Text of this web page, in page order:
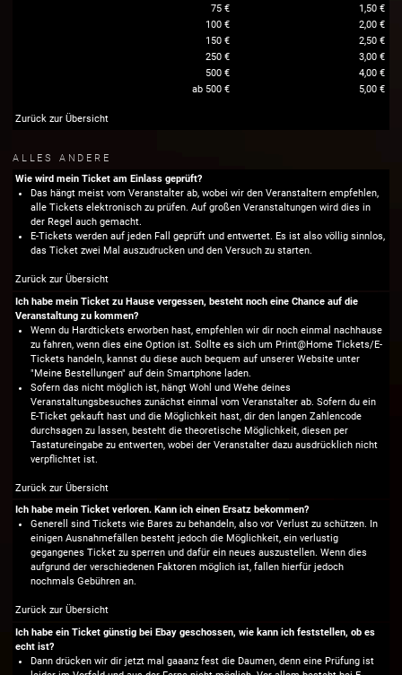
75 €
1,50 €
100 €
2,00 €
150 €
2,50 €
250 €
3,00 €
500 €
4,00 €
ab 500 €
5,00 €
Zurück zur Übersicht
ALLES ANDERE
Wie wird mein Ticket am Einlass geprüft?
Das hängt meist vom Veranstalter ab, wobei wir den Veranstaltern empfehlen,
alle Tickets elektronisch zu prüfen. Auf großen Veranstaltungen wird dies in
der Regel auch gemacht.
E-Tickets werden auf jeden Fall geprüft und entwertet. Es ist also völlig sinnlos,
das Ticket zwei Mal auszudrucken und den Versuch zu starten.
Zurück zur Übersicht
Ich habe mein Ticket zu Hause vergessen, besteht noch eine Chance auf die
Veranstaltung zu kommen?
Wenn du Hardtickets erworben hast, empfehlen wir dir noch einmal nachhause
zu fahren, wenn dies eine Option ist. Sollte es sich um Print@Home Tickets/E-
Tickets handeln, kannst du diese auch bequem auf unserer Website unter
"Meine Bestellungen" auf dein Smartphone laden.
Sofern das nicht möglich ist, hängt Wohl und Wehe deines
Veranstaltungsbesuches zunächst einmal vom Veranstalter ab. Sofern du ein
E-Ticket gekauft hast und die Möglichkeit hast, dir den langen Zahlencode
durchsagen zu lassen, besteht die theoretische Möglichkeit, diesen per
Tastatureingabe zu entwerten, wobei der Veranstalter dazu ausdrücklich nicht
verpflichtet ist.
Zurück zur Übersicht
Ich habe mein Ticket verloren. Kann ich einen Ersatz bekommen?
Generell sind Tickets wie Bares zu behandeln, also vor Verlust zu schützen. In
einigen Ausnahmefällen besteht jedoch die Möglichkeit, ein verlustig
gegangenes Ticket zu sperren und dafür ein neues auszustellen. Wenn dies
aufgrund der verschiedenen Faktoren möglich ist, fallen hierfür jedoch
nochmals Gebühren an.
Zurück zur Übersicht
Ich habe ein Ticket günstig bei Ebay geschossen, wie kann ich feststellen, ob es
echt ist?
Dann drücken wir dir jetzt mal gaaanz fest die Daumen, denn eine Prüfung ist